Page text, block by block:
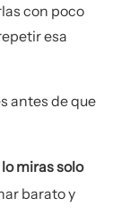
con poco
esa
antes de que
miras solo
barato y